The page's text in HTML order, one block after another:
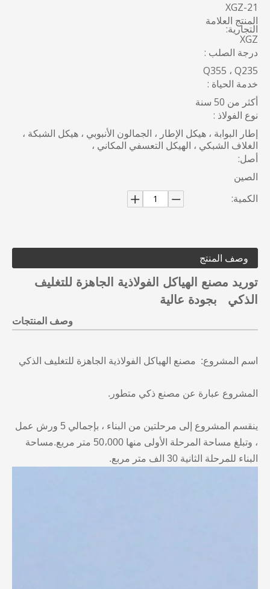
XGZ-21
المنتج العلامة
التجارية:
XGZ
درجة الصلب :
Q355 ، Q235
خدمة الحياة :
أكثر من 50 سنة
نوع الفولاذ :
إطار البوابة ، هيكل الإطار ، الجمالون الأنبوبي ، هيكل الشبكة ،
الغلاف الشبكي ، الهيكل التعسفي المكاني ،
أصل:
الصين
الكمية:
وصف المنتج
توريد مصنع الهياكل الفولاذية الجاهزة للتغليف
الذكي بجودة عالية
وصف المنتجات
اسم المشروع: مصنع الهياكل الفولاذية الجاهزة للتغليف الذكي
المشروع عبارة عن مصنع ذكي متطور.
ينقسم المشروع إلى مرحلتين من البناء ، بإجمالي 5 ورش عمل
، وتبلغ مساحة المرحلة الأولى منها 50،000 متر مربع.
مساحة
البناء للمرحلة الثانية 30 الف متر مربع.